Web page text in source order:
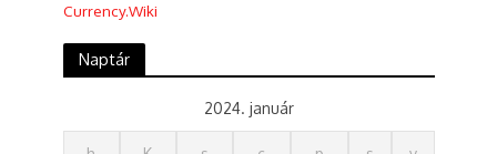
Currency.Wiki
Naptár
2024. január